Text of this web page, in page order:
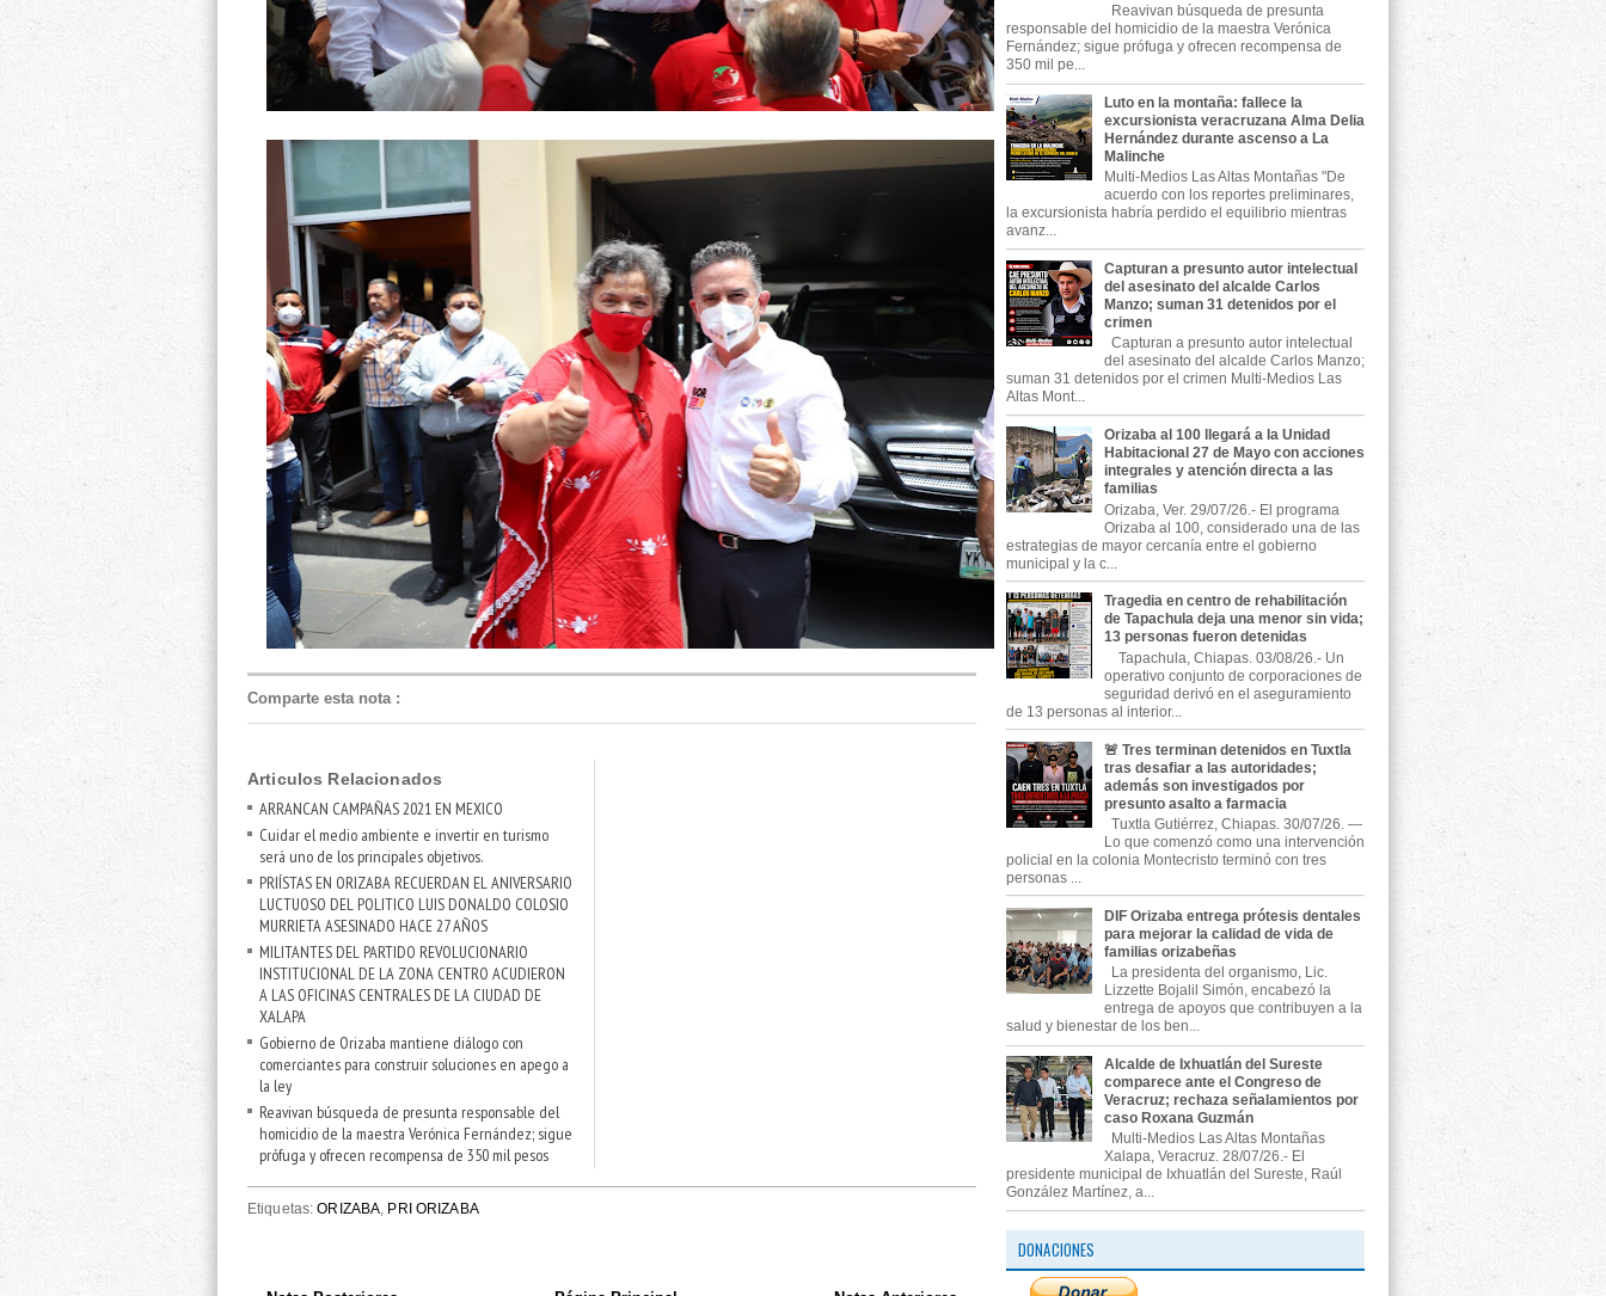
Comparte esta nota:
Articulos Relacionados
ARRANCAN CAMPAÑAS 2021 EN MEXICO
Cuidar el medio ambiente e invertir en turismo
será uno de los principales objetivos.
PRIÍSTAS EN ORIZABA RECUERDAN EL ANIVERSARIO
LUCTUOSO DEL POLITICO LUIS DONALDO COLOSIO
MURRIETA ASESINADO HACE 27 AÑOS
MILITANTES DEL PARTIDO REVOLUCIONARIO
INSTITUCIONAL DE LA ZONA CENTRO ACUDIERON
A LAS OFICINAS CENTRALES DE LA CIUDAD DE
XALAPA
Gobierno de Orizaba mantiene diálogo con
comerciantes para construir soluciones en apego a
la ley
Reavivan búsqueda de presunta responsable del
homicidio de la maestra Verónica Fernández; sigue
prófuga y ofrecen recompensa de 350 mil pesos
Etiquetas:ORIZABA PRI ORIZABA
Reavivan búsqueda de presunta
responsable del homicidio de la maestra Verónica
Fernández; sigue prófuga y ofrecen recompensa de
350 mil pe...
Luto en la montaña: fallece la
excursionista veracruzana Alma Delia
Hernández durante ascenso a La
Malinche
Multi-Medios Las Altas Montañas "De
acuerdo con los reportes preliminares,
la excursionista habría perdido el equilibrio mientras
avanz...
Capturan a presunto autor intelectual
del asesinato del alcalde Carlos
Manzo; suman 31 detenidos por el
crimen
Capturan a presunto autor intelectual
del asesinato del alcalde Carlos Manzo;
suman 31 detenidos por el crimen Multi-Medios Las
Altas Mont...
Orizaba al 100 llegará a la Unidad
Habitacional 27 de Mayo con acciones
integrales y atención directa a las
familias
Orizaba, Ver. 29/07/26.- El programa
Orizaba al 100, considerado una de las
estrategias de mayor cercanía entre el gobierno
municipal y la c...
Tragedia en centro de rehabilitación
de Tapachula deja una menor sin vida;
13 personas fueron detenidas
Tapachula, Chiapas. 03/08/26.- Un
operativo conjunto de corporaciones de
seguridad derivó en el aseguramiento
de 13 personas al interior...
🚨 Tres terminan detenidos en Tuxtla
tras desafiar a las autoridades;
además son investigados por
presunto asalto a farmacia
Tuxtla Gutiérrez, Chiapas. 30/07/26. —
Lo que comenzó como una intervención
policial en la colonia Montecristo terminó con tres
personas ...
DIF Orizaba entrega prótesis dentales
para mejorar la calidad de vida de
familias orizabeñas
La presidenta del organismo, Lic.
Lizzette Bojalil Simón, encabezó la
entrega de apoyos que contribuyen a la
salud y bienestar de los ben...
Alcalde de Ixhuatlán del Sureste
comparece ante el Congreso de
Veracruz; rechaza señalamientos por
caso Roxana Guzmán
Multi-Medios Las Altas Montañas
Xalapa, Veracruz. 28/07/26.- El
presidente municipal de Ixhuatlán del Sureste, Raúl
González Martínez, a...
DONACIONES